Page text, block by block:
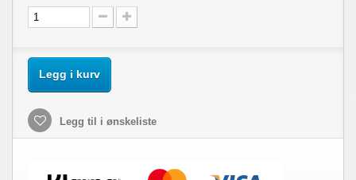
Legg i kurv
Legg til i ønskeliste